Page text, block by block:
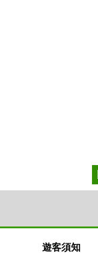
遊客須知